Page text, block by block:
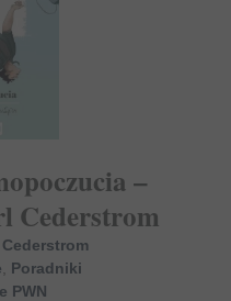
–
Cederstrom
Cederstrom
Poradniki
PWN